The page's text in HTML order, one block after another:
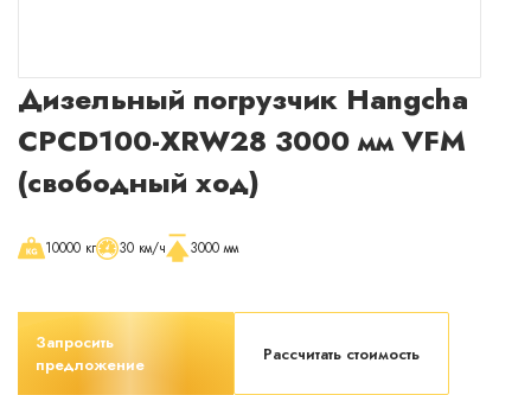
Дизельный погрузчик Hangcha
CPCD100-XRW28 3000 мм VFM
(свободный ход)
10000 кг 30 км/ч 3000 мм
Запросить
предложение
Рассчитать стоимость
онлайн